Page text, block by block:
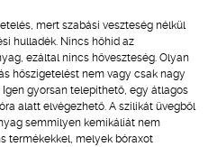
mert szabási veszteség nélkül
hulladék. Nincs hőhíd az
ezáltal nincs hőveszteség. Olyan
hőszigetelést nem vagy csak nagy
gyorsan telepíthető, egy átlagos
alatt elvégezhető. A szilikát üvegből
semmilyen kemikáliát nem
termékekkel, melyek bóraxot